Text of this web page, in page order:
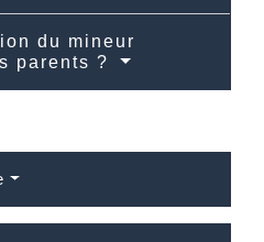
du mineur
parents ?